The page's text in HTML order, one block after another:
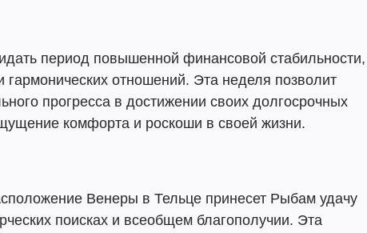
период повышенной финансовой стабильности,
гармонических отношений. Эта неделя позволит
прогресса в достижении своих долгосрочных
комфорта и роскоши в своей жизни.
Венеры в Тельце принесет Рыбам удачу
поисках и всеобщем благополучии. Эта